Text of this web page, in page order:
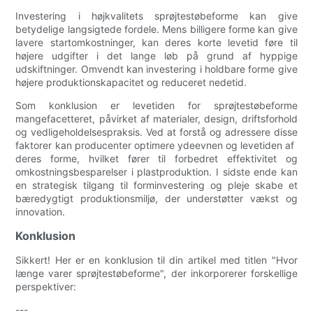
Investering i højkvalitets sprøjtestøbeforme kan give
betydelige langsigtede fordele. Mens billigere forme kan give
lavere startomkostninger, kan deres korte levetid føre til
højere udgifter i det lange løb på grund af hyppige
udskiftninger. Omvendt kan investering i holdbare forme give
højere produktionskapacitet og reduceret nedetid.
Som konklusion er levetiden for sprøjtestøbeforme
mangefacetteret, påvirket af materialer, design, driftsforhold
og vedligeholdelsespraksis. Ved at forstå og adressere disse
faktorer kan producenter optimere ydeevnen og levetiden af ​​
deres forme, hvilket fører til forbedret effektivitet og
omkostningsbesparelser i plastproduktion. I sidste ende kan
en strategisk tilgang til forminvestering og pleje skabe et
bæredygtigt produktionsmiljø, der understøtter vækst og
innovation.
Konklusion
Sikkert! Her er en konklusion til din artikel med titlen "Hvor
længe varer sprøjtestøbeforme", der inkorporerer forskellige
perspektiver:
---